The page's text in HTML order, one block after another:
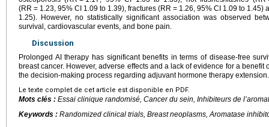
(RR = 1.23, 95% CI 1.09 to 1.39), fractures (RR = 1.26, 95% CI 1.09 to 1.45)
1.25). However, no statistically significant association was observed
survival, cardiovascular events, and bone pain.
Discussion
Prolonged AI therapy has significant benefits in terms of disease-free
breast cancer. However, adverse effects and a lack of evidence for a
the decision-making process regarding adjuvant hormone therapy extension.
Le texte complet de cet article est disponible en PDF.
Mots clés : Essai clinique randomisé, Cancer du sein, Inhibiteurs de
Keywords : Randomized clinical trials, Breast neoplasms, Aromatase